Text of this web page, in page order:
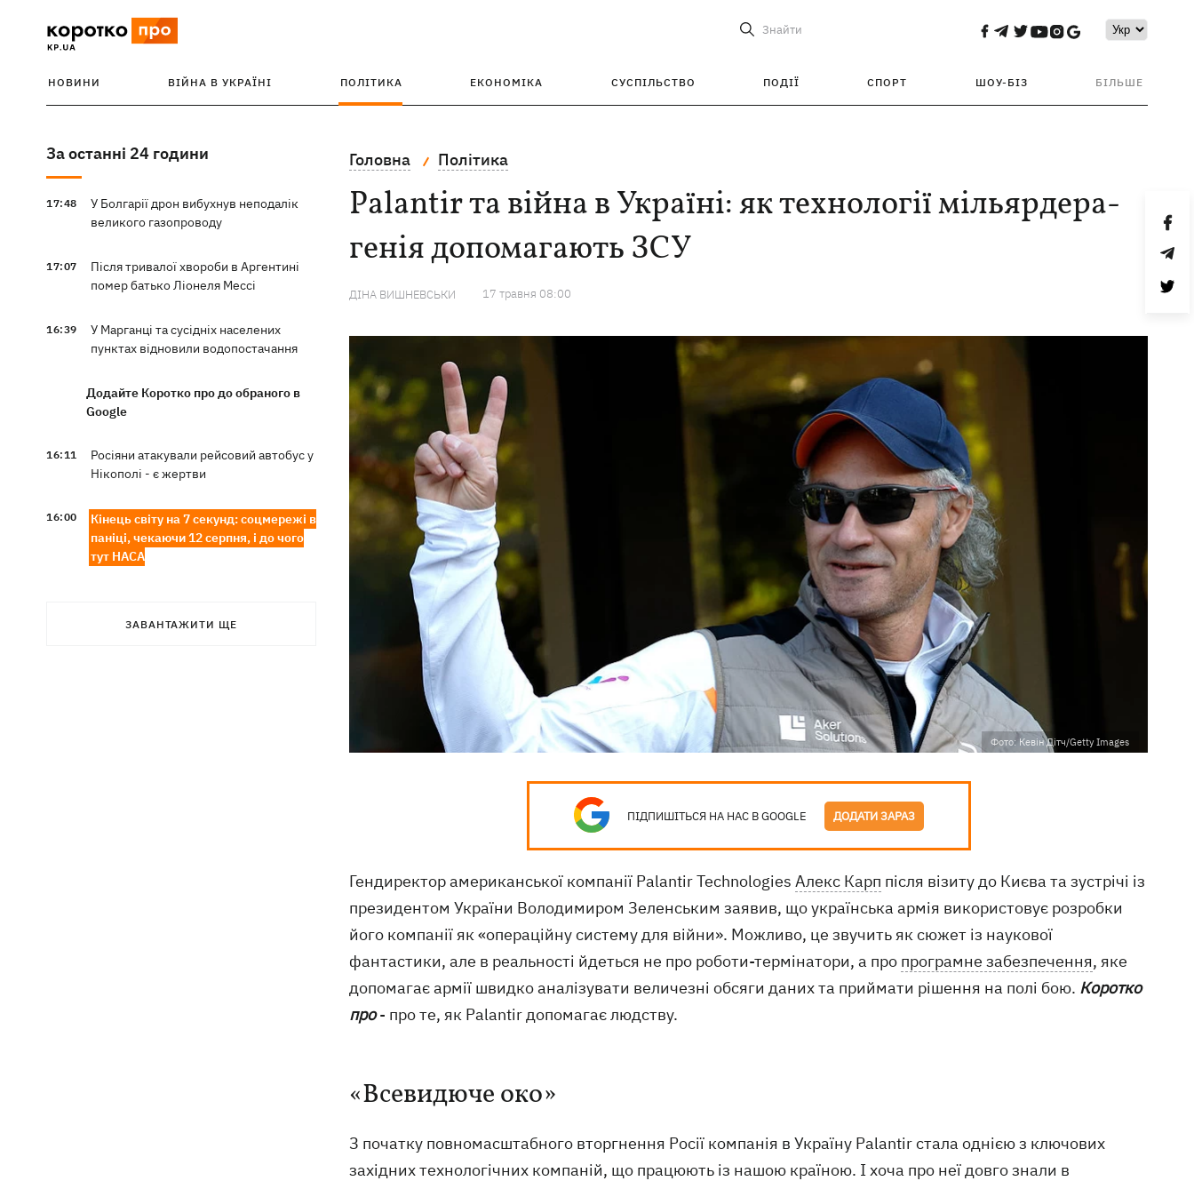
Знайти
НОВИНИ ВІЙНА В УКРАЇНІ ПОЛІТИКА ЕКОНОМІКА СУСПІЛЬСТВО ПОДІЇ СПОРТ ШОУ-БІЗ БІЛЬШЕ
За останні 24 години
17:48
У Болгарії дрон вибухнув неподалік
великого газопроводу
17:07
Після тривалої хвороби в Аргентині
помер батько Ліонеля Мессі
16:39
У Марганці та сусідніх населених
пунктах відновили водопостачання
Додайте Коротко про до обраного в
Google
16:11
Росіяни атакували рейсовий автобус у
Нікополі - є жертви
16:00
Кінець світу на 7 секунд: соцмережі в
паніці, чекаючи 12 серпня, і до чого
тут НАСА
Чорному морі
ЗАВАНТАЖИТИ ЩЕ
Головна Політика
Palantir та війна в Україні: як технології мільярдера-
генія допомагають ЗСУ
ДІНА ВИШНЕВСЬКИ 17 травня 08:00
Фото: Кевін Дітч/Getty Images
ПІДПИШІТЬСЯ НА НАС В GOOGLE ДОДАТИ ЗАРАЗ
Гендиректор американської компанії Palantir Technologies Алекс Карп після візиту до Києва та зустрічі із
президентом України Володимиром Зеленським заявив, що українська армія використовує розробки
його компанії як «операційну систему для війни». Можливо, це звучить як сюжет із наукової
фантастики, але в реальності йдеться не про роботи-термінатори, а про програмне забезпечення, яке
допомагає армії швидко аналізувати величезні обсяги даних та приймати рішення на полі бою. Коротко
про- про те, як Palantir допомагає людству.
«Всевидюче око»
З початку повномасштабного вторгнення Росії компанія в Україну Palantir стала однією з ключових
західних технологічних компаній, що працюють із нашою країною. І хоча про неї довго знали в